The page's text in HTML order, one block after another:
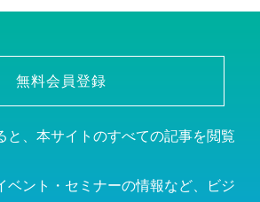
無料会員登録
と、本サイトのすべての記事を閲覧
ベント・セミナーの情報など、ビジ